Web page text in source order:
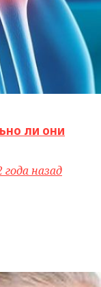
ли они
года назад